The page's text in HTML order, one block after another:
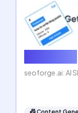
seoforge.ai: AI